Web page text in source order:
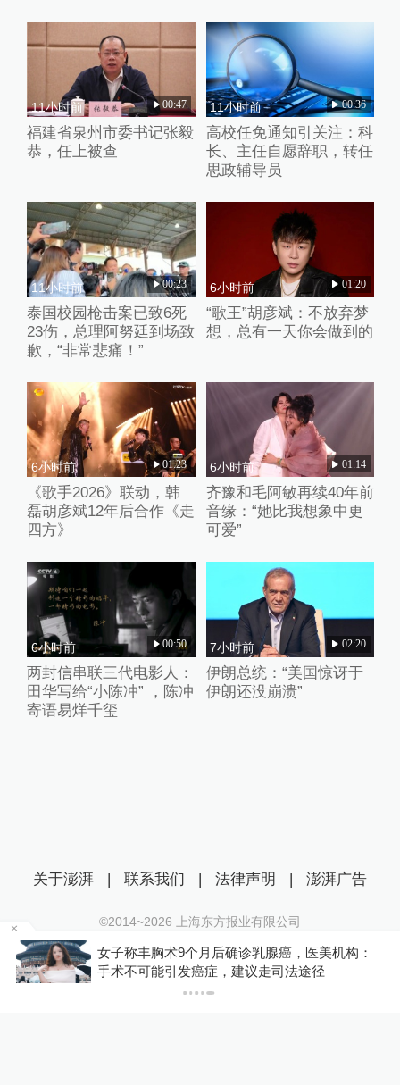
11小时前 00:47
福建省泉州市委书记张毅
恭，任上被查
11小时前 00:36
高校任免通知引关注：科
长、主任自愿辞职，转任
思政辅导员
11小时前 00:23
泰国校园枪击案已致6死
23伤，总理阿努廷到场致
歉，“非常悲痛！”
6小时前 01:20
“歌王”胡彦斌：不放弃梦
想，总有一天你会做到的
6小时前 01:23
《歌手2026》联动，韩
磊胡彦斌12年后合作《走
四方》
6小时前 01:14
齐豫和毛阿敏再续40年前
音缘：“她比我想象中更
可爱”
6小时前 00:50
两封信串联三代电影人：
田华写给“小陈冲” ，陈冲
寄语易烊千玺
7小时前 02:20
伊朗总统：“美国惊讶于
伊朗还没崩溃”
女子称丰胸术9个月后确诊乳腺癌，医美机构：
手术不可能引发癌症，建议走司法途径
关于澎湃 | 联系我们 | 法律声明 | 澎湃广告
©2014~2026 上海东方报业有限公司
沪ICP证：沪B2-20170116 | 沪ICP备14003370号
互联网新闻信息服务许可证：31120170006
沪公网安备 31010602000299号